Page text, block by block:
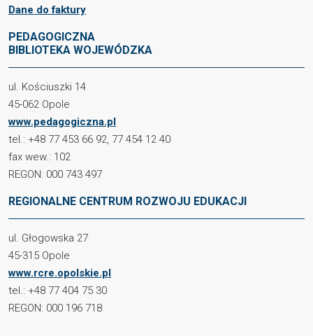
Dane do faktury
PEDAGOGICZNA
BIBLIOTEKA WOJEWÓDZKA
ul. Kościuszki 14
45-062 Opole
www.pedagogiczna.pl
tel.: +48 77 453 66 92, 77 454 12 40
fax wew.: 102
REGON: 000 743 497
REGIONALNE CENTRUM ROZWOJU EDUKACJI
ul. Głogowska 27
45-315 Opole
www.rcre.opolskie.pl
tel.: +48 77 404 75 30
REGON: 000 196 718